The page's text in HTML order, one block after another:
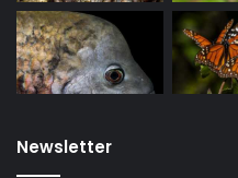
Newsletter